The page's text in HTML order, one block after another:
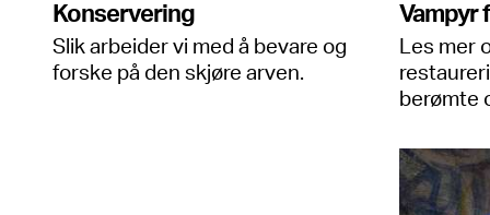
Konservering
Slik arbeider vi med å bevare og
forske på den skjøre arven.
Vampyr
Les mer
berømte